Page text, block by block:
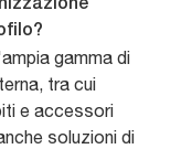
gamma di
tra cui
e accessori
soluzioni di